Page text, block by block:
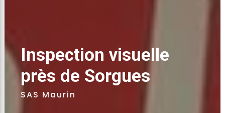
Inspection visuelle
près de Sorgues
SAS Maurin